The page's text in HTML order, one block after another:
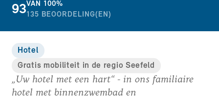
93VAN 100%
135 BEOORDELING(EN)
Hotel
Gratis mobiliteit in de regio Seefeld
„Uw hotel met een hart“ - in ons familiaire
hotel met binnenzwembad en